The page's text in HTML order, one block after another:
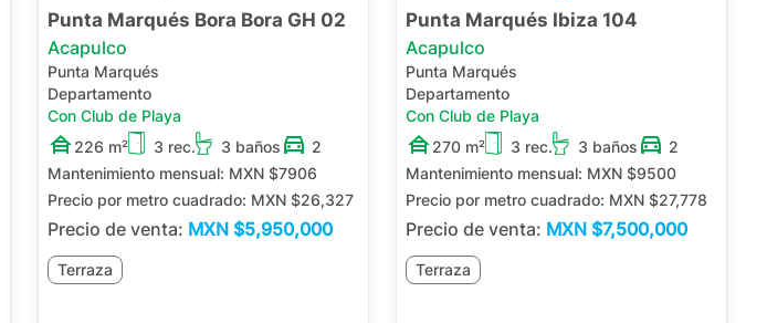
Punta Marqués Bora Bora GH 02
Acapulco
Punta Marqués
Departamento
Con Club de Playa
226 m²
3 rec. 3 baños
2
Mantenimiento mensual: MXN $7906
Precio por metro cuadrado: MXN $26,327
Precio de venta: MXN $5,950,000
Terraza
Punta Marqués Ibiza 104
Acapulco
Punta Marqués
Departamento
Con Club de Playa
270 m²
3 rec. 3 baños
2
Mantenimiento mensual: MXN $9500
Precio por metro cuadrado: MXN $27,778
Precio de venta: MXN $7,500,000
Terraza